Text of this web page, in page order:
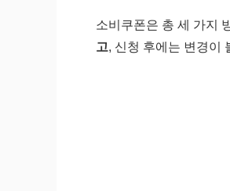
소비쿠폰은 총 세 가지
고, 신청 후에는 변경이